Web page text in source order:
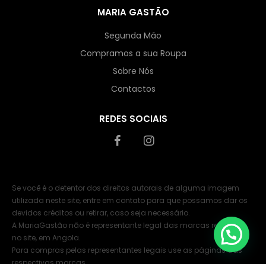
MARIA GASTÃO
Segunda Mão
Compramos a sua Roupa
Sobre Nós
Contactos
REDES SOCIAIS
Se você é o detentor dos direitos autorais de alguma imagem
utilizada neste site, entre em contato para que possamos dar os
devidos créditos ou retirar, caso seja necessário.
A MariaGastão não é representante legal das marcas referidas
no site, em Angola.
Para compras pelas representantes legais use as páginas das